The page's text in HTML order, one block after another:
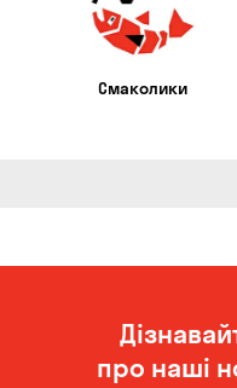
Смаколики
про наші